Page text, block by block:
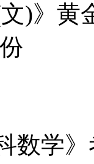
)》黄
份
数学